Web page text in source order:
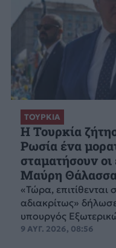
ΤΟΥΡΚΙΑ
Η Τουρκία
Ρωσία ένα
σταματήσουν οι
Μαύρη
«Τώρα,
αδιακρίτως»
υπουργός
9 ΑΥΓ. 2026, 08:56